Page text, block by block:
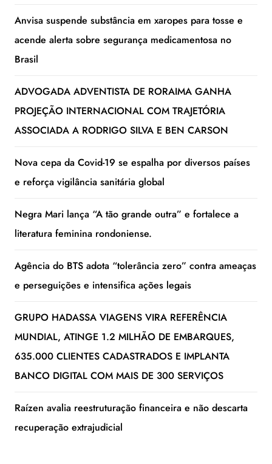
Anvisa suspende substância em xaropes para tosse e
acende alerta sobre segurança medicamentosa no
Brasil
ADVOGADA ADVENTISTA DE RORAIMA GANHA
PROJEÇÃO INTERNACIONAL COM TRAJETÓRIA
ASSOCIADA A RODRIGO SILVA E BEN CARSON
Nova cepa da Covid-19 se espalha por diversos países
e reforça vigilância sanitária global
Negra Mari lança “A tão grande outra” e fortalece a
literatura feminina rondoniense.
Agência do BTS adota “tolerância zero” contra ameaças
e perseguições e intensifica ações legais
GRUPO HADASSA VIAGENS VIRA REFERÊNCIA
MUNDIAL, ATINGE 1.2 MILHÃO DE EMBARQUES,
635.000 CLIENTES CADASTRADOS E IMPLANTA
BANCO DIGITAL COM MAIS DE 300 SERVIÇOS
Raízen avalia reestruturação financeira e não descarta
recuperação extrajudicial